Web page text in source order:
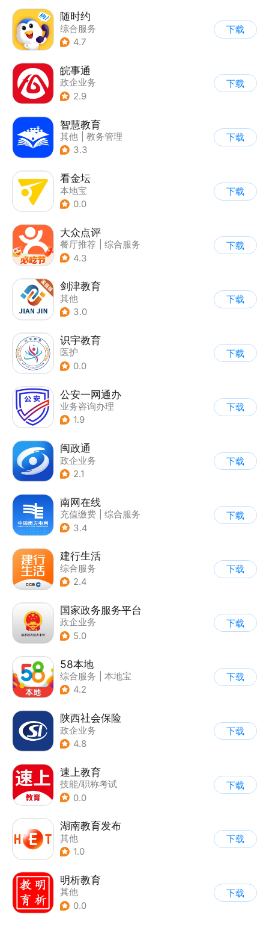
随时约
综合服务
4.7
下载
皖事通
政企业务
2.9
下载
智慧教育
其他
教务管理
3.3
下载
看金坛
本地宝
0.0
下载
大众点评
餐厅推荐
综合服务
4.3
下载
剑津教育
其他
3.0
下载
识宇教育
医护
0.0
下载
公安一网通办
业务咨询办理
| 政企业务
1.9
下载
闽政通
政企业务
2.1
下载
南网在线
充值缴费
综合服务
3.4
下载
建行生活
综合服务
2.4
下载
国家政务服务平台
政企业务
5.0
下载
58本地
综合服务
本地宝
4.2
下载
陕西社会保险
政企业务
4.8
下载
速上教育
技能/职称考试
0.0
下载
湖南教育发布
其他
1.0
下载
明析教育
其他
0.0
下载